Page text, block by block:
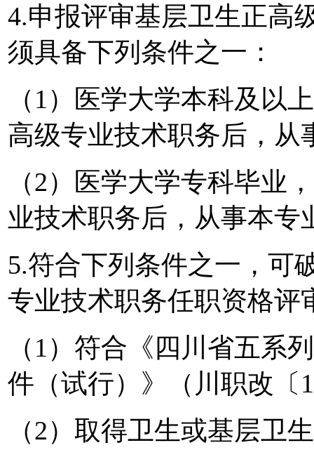
4.申报评审基层卫生正高
须具备下列条件之一：
（1）医学大学本科及以
高级专业技术职务后，从
（2）医学大学专科毕业
业技术职务后，从事本专
5.符合下列条件之一，可
专业技术职务任职资格评
（1）符合《四川省五系
件（试行）》（川职改〔
（2）取得卫生或基层卫